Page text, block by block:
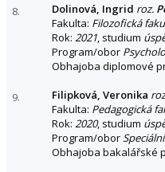
8. Dolinová, Ingrid roz.
Fakulta: Filozofická
Rok: 2021, studium
Program/obor
Obhajoba diplomové
9. Filipková, Veronika
Fakulta: Pedagogická
Rok: 2020, studium
Program/obor
Obhajoba bakalářské